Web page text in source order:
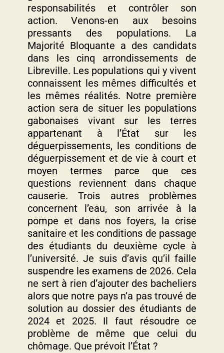
responsabilités et contrôler son
action. Venons-en aux besoins
pressants des populations. La
Majorité Bloquante a des candidats
dans les cinq arrondissements de
Libreville. Les populations qui y vivent
connaissent les mêmes difficultés et
les mêmes réalités. Notre première
action sera de situer les populations
gabonaises vivant sur les terres
appartenant à l’État sur les
déguerpissements, les conditions de
déguerpissement et de vie à court et
moyen termes parce que ces
questions reviennent dans chaque
causerie. Trois autres problèmes
concernent l’eau, son arrivée à la
pompe et dans nos foyers, la crise
sanitaire et les conditions de passage
des étudiants du deuxième cycle à
l’université. Je suis d’avis qu’il faille
suspendre les examens de 2026. Cela
ne sert à rien d’ajouter des bacheliers
alors que notre pays n’a pas trouvé de
solution au dossier des étudiants de
2024 et 2025. Il faut résoudre ce
problème de même que celui du
chômage. Que prévoit l’État ?